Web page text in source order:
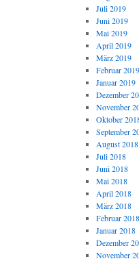
Juli 2019
Juni 2019
Mai 2019
April 2019
März 2019
Februar 2019
Januar 2019
Dezember
November
Oktober
September
August 2018
Juli 2018
Juni 2018
Mai 2018
April 2018
März 2018
Februar 2018
Januar 2018
Dezember
November